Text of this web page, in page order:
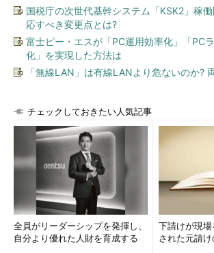
国税庁の次世代基幹システム「KSK2」稼
応すべき変更点とは?
富士ピー・エスが「PC運用効率化」「PC
化」を実現した方法は
「無線LAN」は有線LANより危ないのか?
チェックしておきたい人気記事
全員がリーダーシップを発揮し、
自分より優れた人財を育成する
下請けが現
された元請